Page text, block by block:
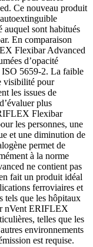
Ce nouveau produit
sont habitués
En comparaison
Flexibar Advanced
d’opacité
ISO 5659-2. La faible
visibilité pour
les issues de
plus
Flexibar
les personnes, une
et une diminution de
permet de
à la norme
ne contient pas
fait un produit idéal
ferroviaires et
tels que les hôpitaux
nVent ERIFLEX
telles que les
environnements
est requise.